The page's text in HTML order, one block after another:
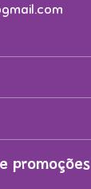
promoções